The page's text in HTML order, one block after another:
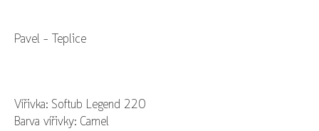
Pavel - Teplice
Vířivka: Softub Legend 220
Barva vířivky: Camel